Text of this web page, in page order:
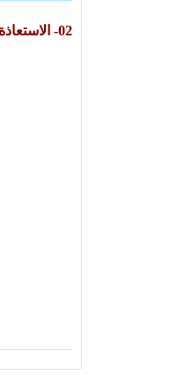
02- الاستعاذة من الشيطان عند دخول المسجد